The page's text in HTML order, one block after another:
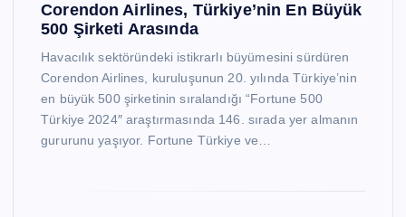
Corendon Airlines, Türkiye’nin En Büyük
500 Şirketi Arasında
Havacılık sektöründeki istikrarlı büyümesini sürdüren
Corendon Airlines, kuruluşunun 20. yılında Türkiye’nin
en büyük 500 şirketinin sıralandığı “Fortune 500
Türkiye 2024″ araştırmasında 146. sırada yer almanın
gururunu yaşıyor. Fortune Türkiye ve…